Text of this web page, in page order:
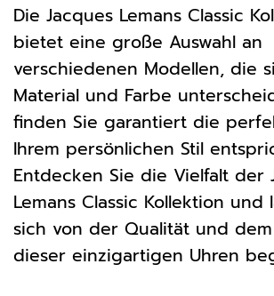
Die Jacques Lemans Classic
bietet eine große Auswahl an
verschiedenen Modellen, die
Material und Farbe
finden Sie garantiert die
Ihrem persönlichen Stil
Entdecken Sie die Vielfalt der
Lemans Classic Kollektion und
sich von der Qualität und
dieser einzigartigen Uhren